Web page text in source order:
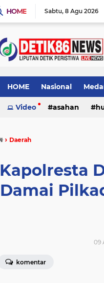
HOME Sabtu 8 Agu 2026
HOME Nasional
Video asahan
› Daerah
Kapolresta
Damai
09
komentar